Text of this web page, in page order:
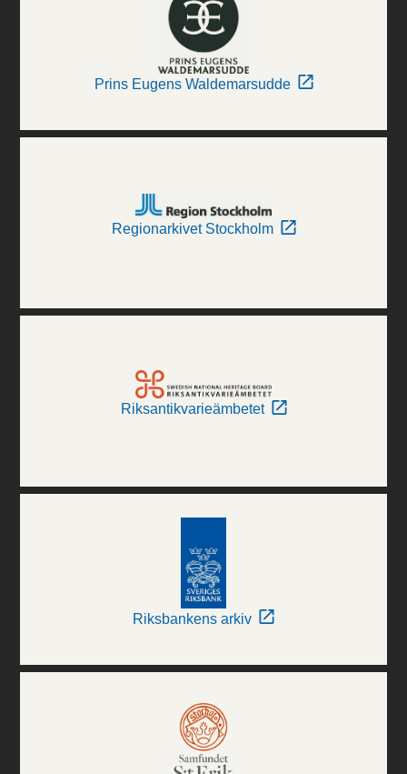
Prins Eugens Waldemarsudde
Regionarkivet Stockholm
Riksantikvarieämbetet
Riksbankens arkiv